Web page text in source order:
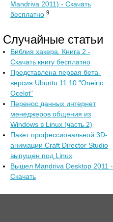
Mandriva 2011) - Скачать
бесплатно 9
Случайные статьи
Библия хакера. Книга 2 -
Скачать книгу бесплатно
Представлена первая бета-
версия Ubuntu 11.10 "Oneiric
Ocelot"
Перенос данных интернет
менеджеров общения из
Windows в Linux (часть 2)
Пакет профессиональной 3D-
анимации Craft Director Studio
выпущен под Linux
Вышел Mandriva Desktop 2011 -
Скачать